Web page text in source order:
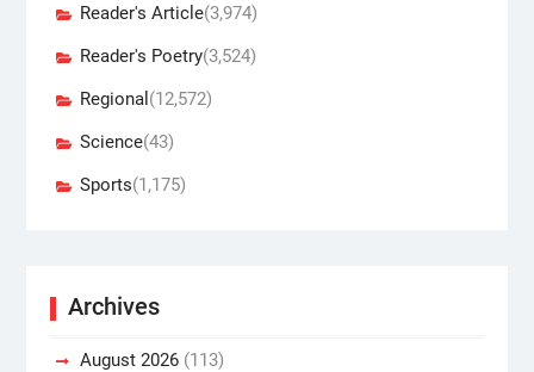
Reader's Article(3,974)
Reader's Poetry(3,524)
Regional (12,572)
Science(43)
Sports(1,175)
Archives
August 2026(113)